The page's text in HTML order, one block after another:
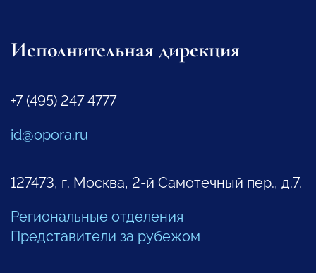
Исполнительная дирекция
+7 (495) 247 4777
id@opora.ru
127473, г. Москва, 2-й Самотечный пер., д.7.
Региональные отделения
Представители за рубежом